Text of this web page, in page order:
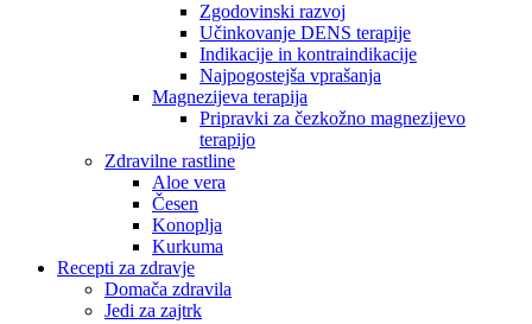
Zgodovinski razvoj
Učinkovanje DENS terapije
Indikacije in kontraindikacije
Najpogostejša vprašanja
Magnezijeva terapija
Pripravki za čezkožno magnezijevo
terapijo
Zdravilne rastline
Aloe vera
Česen
Konoplja
Kurkuma
Recepti za zdravje
Domača zdravila
Jedi za zajtrk